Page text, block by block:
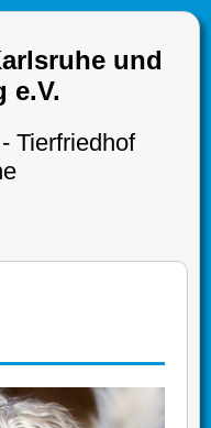
und
e.V.
Tierfriedhof